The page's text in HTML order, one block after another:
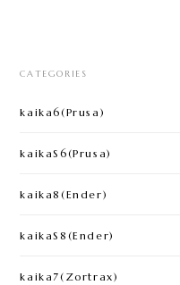
CATEGORIES
kaika6(Prusa)​
kaikaS6(Prusa)
kaika8(Ender)​
kaikaS8(Ender)
kaika7(Zortrax)